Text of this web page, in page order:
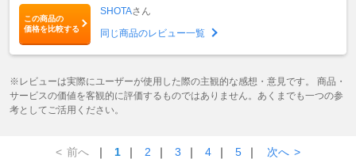
この商品の
価格を比較する
SHOTAさん
同じ商品のレビュー一覧
※レビューは実際にユーザーが使用した際の主観的な感想・意見です。 商品・
サービスの価値を客観的に評価するものではありません。あくまでも一つの参
考としてご活用ください。
< 前へ ｜ 1 ｜ 2 ｜ 3 ｜ 4 ｜ 5 ｜ 次へ >